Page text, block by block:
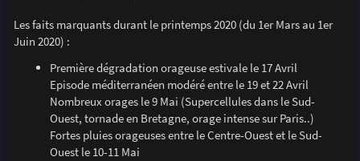
Les faits marquants durant le printemps 2020 (du 1er Mars au 1er
Juin 2020) :
Première dégradation orageuse estivale le 17 Avril
Episode méditerranéen modéré entre le 19 et 22 Avril
Nombreux orages le 9 Mai (Supercellules dans le Sud-
Ouest, tornade en Bretagne, orage intense sur Paris..)
Fortes pluies orageuses entre le Centre-Ouest et le Sud-
Ouest le 10-11 Mai